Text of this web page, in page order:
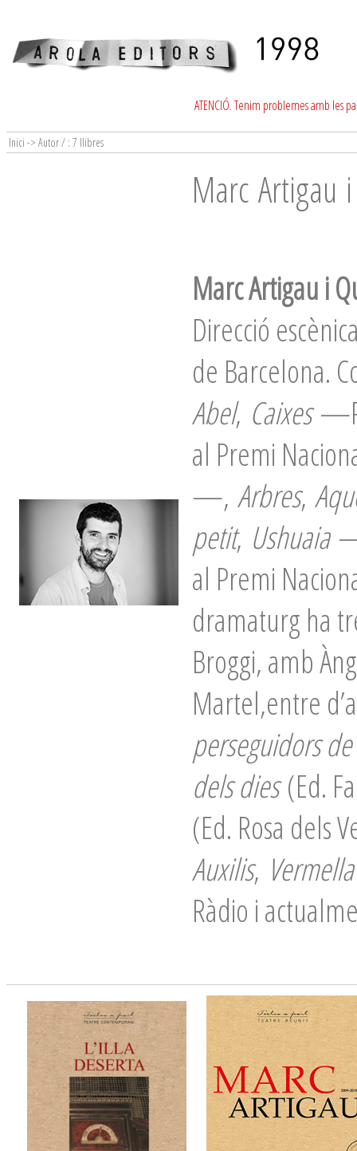
ATENCIÓ. Tenim problemes amb les
Inici -> Autor / : 7 llibres
Marc Artigau
Marc Artigau i
Direcció
de Barcelona.
Abel, Caixes
al Premi
—, Arbres,
petit, Ushuaia
al Premi
dramaturg ha
Broggi, amb
Martel,entre
perseguidors
dels dies(Ed.
(Ed. Rosa dels
Auxilis,
Ràdio i